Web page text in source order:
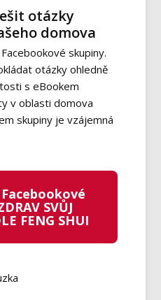
otázky
domova
skupiny.
otázky ohledně
s eBookem
v oblasti domova
skupiny je vzájemná
SVŮJ
FENG SHUI